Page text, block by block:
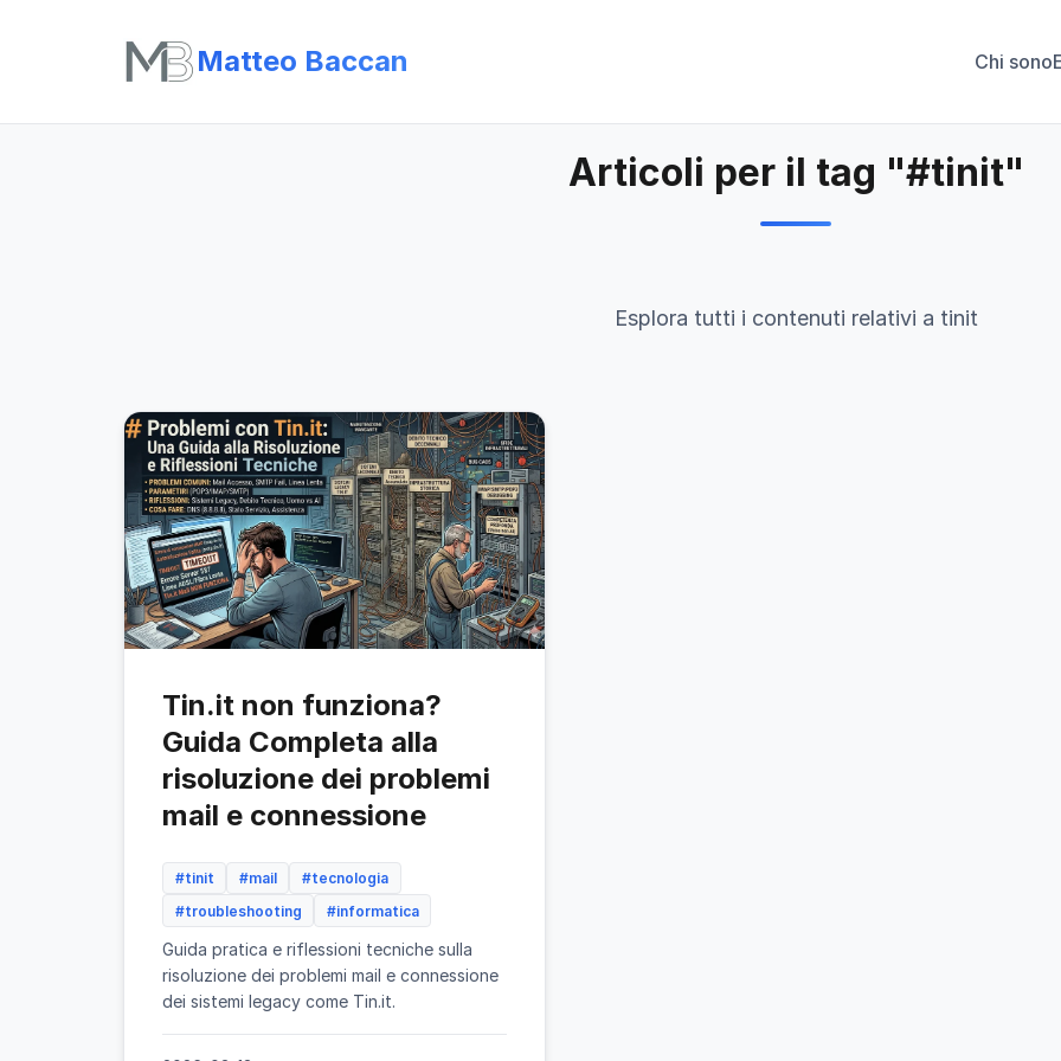
Matteo Baccan Chi sono
Articoli per il tag "#tinit"
Esplora tutti i contenuti relativi a tinit
Tin.it non funziona?
Guida Completa alla
risoluzione dei problemi
mail e connessione
#tinit #mail
#tecnologia
#troubleshooting
#informatica
Guida pratica e riflessioni tecniche sulla
risoluzione dei problemi mail e connessione
dei sistemi legacy come Tin.it.